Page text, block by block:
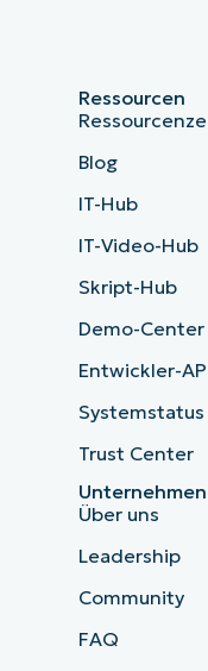
Ressourcen
Blog
IT-Hub
IT-Video-Hub
Skript-Hub
Demo-Center
Entwickler-
Systemstatus
Trust Center
Unternehmen
Über uns
Leadership
Community
FAQ